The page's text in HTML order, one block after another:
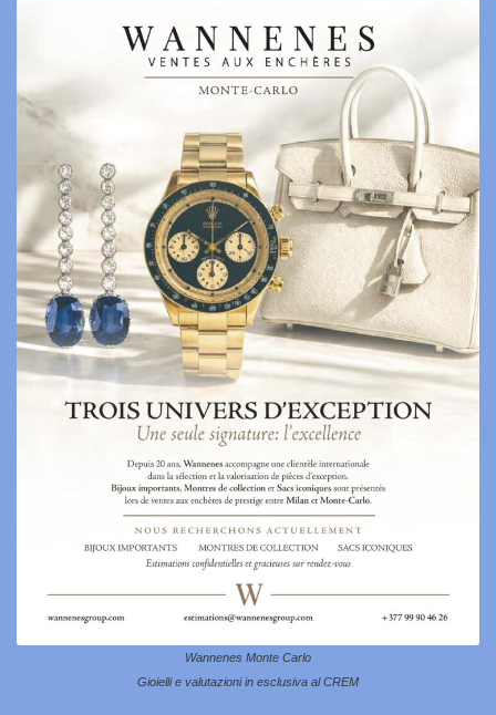
Wannenes Monte Carlo
Gioielli e valutazioni in esclusiva al CREM